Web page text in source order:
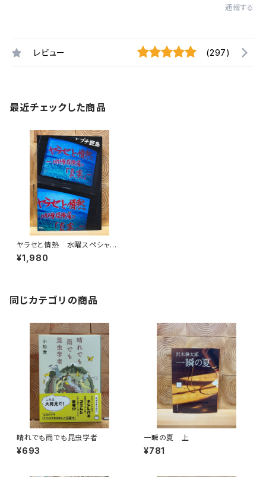
通報する
レビュー (297)
最近チェックした商品
ヤラセと情熱 水曜スペシャル
「川口浩探検隊」の真実
¥1,980
同じカテゴリの商品
晴れでも雨でも昆虫学者
¥693
一瞬の夏 上
¥781